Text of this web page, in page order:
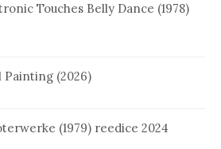
Touches Belly Dance (1978)
Painting (2026)
(1979) reedice 2024